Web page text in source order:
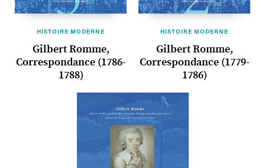
HISTOIRE MODERNE
Gilbert Romme,
Correspondance (1786-
1788)
HISTOIRE MODERNE
Gilbert Romme,
Correspondance (1779-
1786)